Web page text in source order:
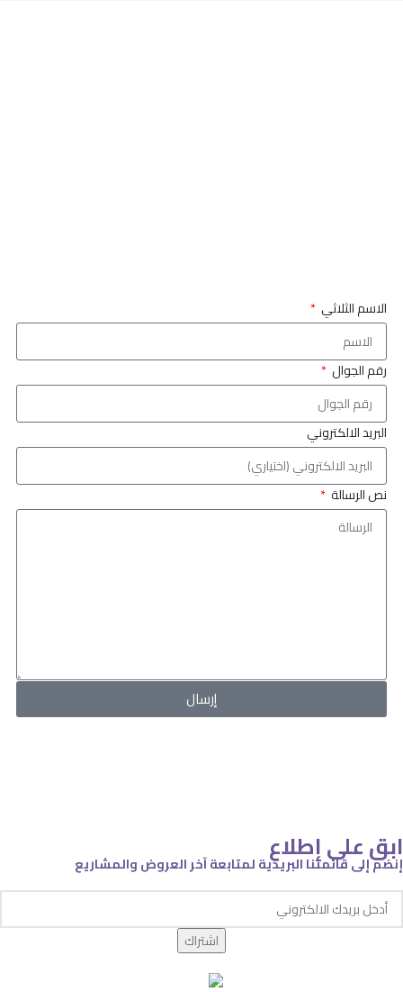
الاسم الثلاثي
رقم الجوال
البريد الالكتروني
نص الرسالة
إرسال
ابق على إطلاع
إنضم إلى قائمتنا البريدية لمتابعة آخر العروض والمشاريع